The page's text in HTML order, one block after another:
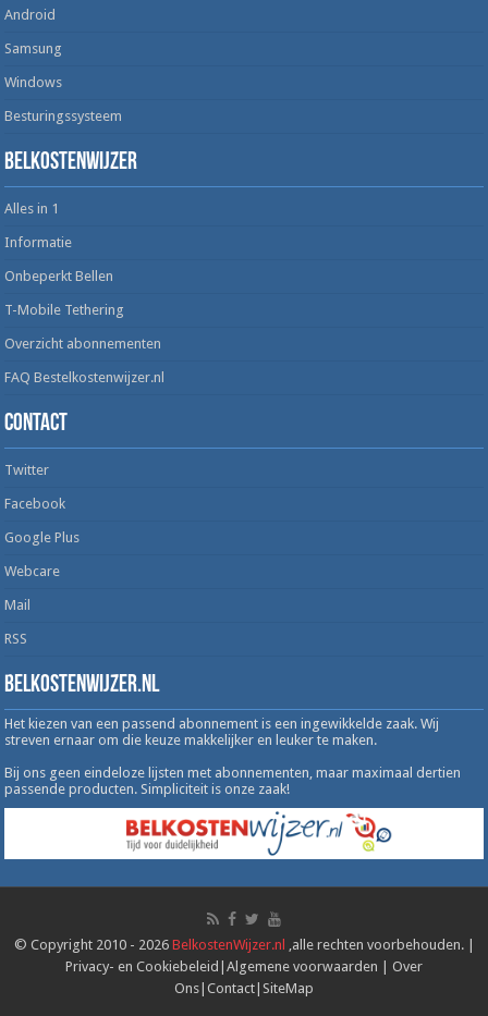
Android
Samsung
Windows
Besturingssysteem
Belkostenwijzer
Alles in 1
Informatie
Onbeperkt Bellen
T-Mobile Tethering
Overzicht abonnementen
FAQ Bestelkostenwijzer.nl
Contact
Twitter
Facebook
Google Plus
Webcare
Mail
RSS
Belkostenwijzer.nl
Het kiezen van een passend abonnement is een ingewikkelde zaak. Wij
streven ernaar om die keuze makkelijker en leuker te maken.
Bij ons geen eindeloze lijsten met abonnementen, maar maximaal dertien
passende producten. Simpliciteit is onze zaak!
© Copyright 2010 - 2026 BelkostenWijzer.nl
,alle rechten voorbehouden. |
Privacy- en Cookiebeleid Algemene voorwaarden
Over
Ons Contact SiteMap